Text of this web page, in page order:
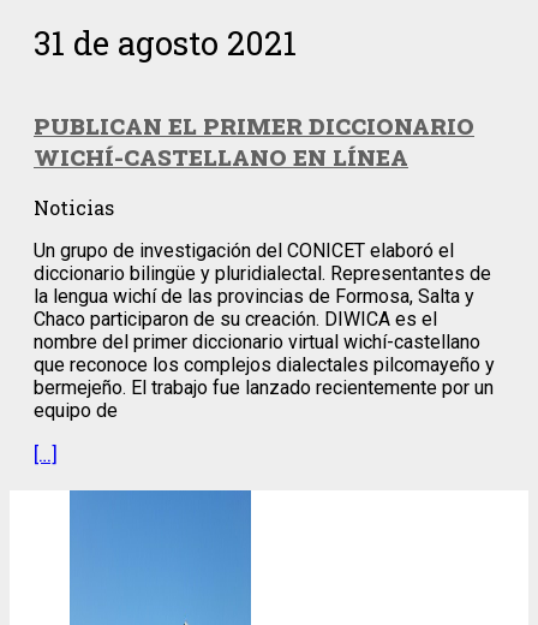
31 de agosto 2021
PUBLICAN EL PRIMER DICCIONARIO
WICHÍ-CASTELLANO EN LÍNEA
Noticias
Un grupo de investigación del CONICET elaboró el
diccionario bilingüe y pluridialectal. Representantes de
la lengua wichí de las provincias de Formosa, Salta y
Chaco participaron de su creación. DIWICA es el
nombre del primer diccionario virtual wichí-castellano
que reconoce los complejos dialectales pilcomayeño y
bermejeño. El trabajo fue lanzado recientemente por un
equipo de
[…]